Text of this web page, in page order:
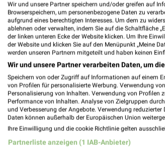
Rossmann Ulm
Pfullendorfer Str. 11
89079 Ulm
Wir und unsere Partner speichern und/oder greifen auf
Browserspeichern, um personenbezogene Daten zu
aufgrund eines berechtigten Interesses. Um dem zu
ablehnen oder verwalten, indem Sie auf die Schaltfläche
der linken unteren Ecke der Website klicken. Um Ihre
der Website und klicken Sie auf den Menüpunkt „Meine
werden unseren Partnern mitgeteilt und haben keinen
Wir und unsere Partner verarbeiten Daten, um
Speichern von oder Zugriff auf Informationen auf einem
von Profilen für personalisierte Werbung. Verwendung
Personalisierung von Inhalten. Verwendung von Profilen
Performance von Inhalten. Analyse von Zielgruppen
und Verbesserung der Angebote. Verwendung
Daten können außerhalb der Europäischen Union
Ihre Einwilligung und die cookie Richtlinie gelten
Partnerliste anzeigen (1 IAB-Anbieter)